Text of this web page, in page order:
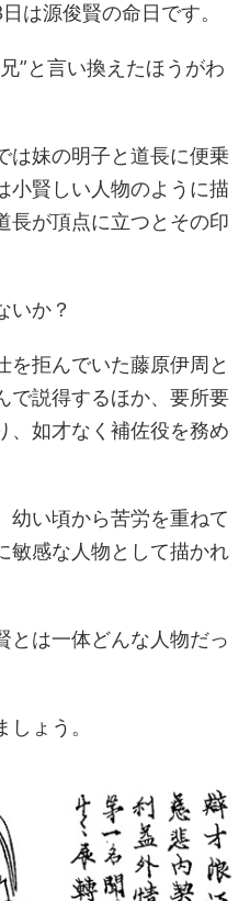
は源俊賢の命日です。
”と言い換えたほうがわ
は妹の明子と道長に便乗
賢しい人物のように描
長が頂点に立つとその印
いか？
を拒んでいた藤原伊周と
で説得するほか、要所要
、如才なく補佐役を務め
幼い頃から苦労を重ねて
敏感な人物として描かれ
とは一体どんな人物だっ
ょう。